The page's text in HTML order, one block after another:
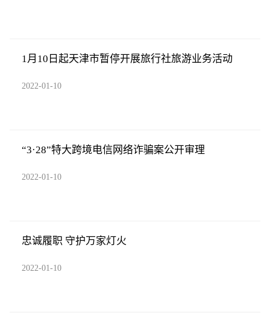
1月10日起天津市暂停开展旅行社旅游业务活动
2022-01-10
“3·28”特大跨境电信网络诈骗案公开审理
2022-01-10
忠诚履职 守护万家灯火
2022-01-10